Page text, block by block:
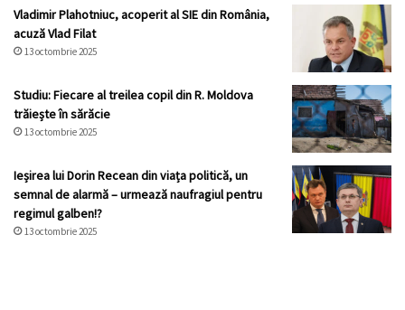
Vladimir Plahotniuc, acoperit al SIE din România,
acuză Vlad Filat
13 octombrie 2025
Studiu: Fiecare al treilea copil din R. Moldova
trăiește în sărăcie
13 octombrie 2025
Ieșirea lui Dorin Recean din viața politică, un
semnal de alarmă – urmează naufragiul pentru
regimul galben!?
13 octombrie 2025